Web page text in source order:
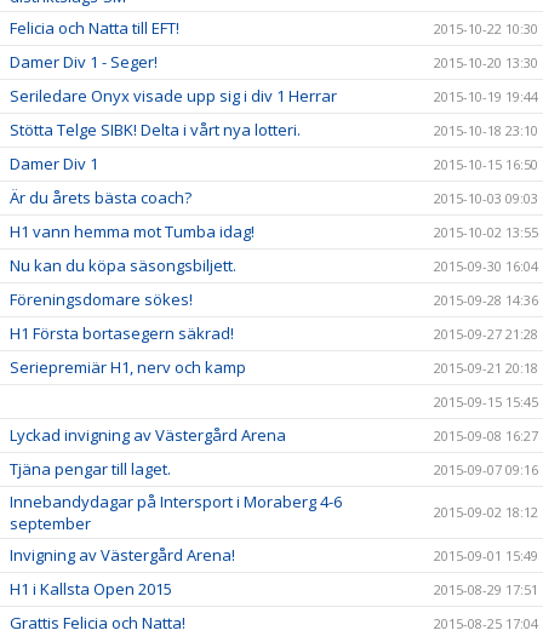
Felicia och Natta till EFT!
2015-10-22 10:30
Damer Div 1 - Seger! 2015-10-20 13:30
Seriledare Onyx visade upp sig i div 1 Herrar 2015-10-19 19:44
Stötta Telge SIBK! Delta i vårt nya lotteri. 2015-10-18 23:10
Damer Div 1 2015-10-15 16:50
Är du årets bästa coach? 2015-10-03 09:03
H1 vann hemma mot Tumba idag! 2015-10-02 13:55
Nu kan du köpa säsongsbiljett. 2015-09-30 16:04
Föreningsdomare sökes! 2015-09-28 14:36
H1 Första bortasegern säkrad! 2015-09-27 21:28
Seriepremiär H1, nerv och kamp
2015-09-21 20:18
2015-09-15 15:45
Lyckad invigning av Västergård Arena 2015-09-08 16:27
Tjäna pengar till laget. 2015-09-07 09:16
Innebandydagar på Intersport i Moraberg 4-6
september
2015-09-02 18:12
Invigning av Västergård Arena! 2015-09-01 15:49
H1 i Kallsta Open 2015 2015-08-29 17:51
Grattis Felicia och Natta! 2015-08-25 17:04